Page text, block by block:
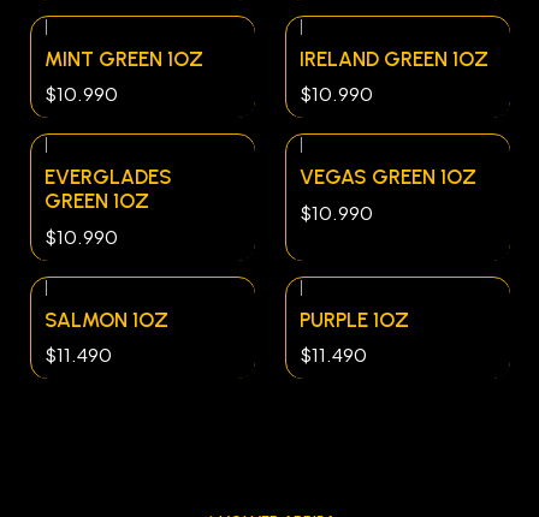
MINT GREEN 1OZ
$10.990
IRELAND GREEN 1OZ
$10.990
EVERGLADES
GREEN 1OZ
$10.990
VEGAS GREEN 1OZ
$10.990
|
SALMON 1OZ
$11.490
|
PURPLE 1OZ
$11.490